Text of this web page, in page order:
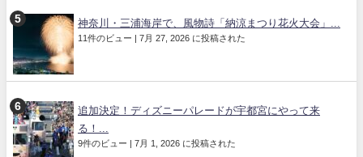
神奈川・三浦海岸で、風物詩「納涼まつり花火大会」...
11件のビュー | 7月 27, 2026 に投稿された
追加決定！ディズニーパレードが宇都宮にやって来
る！...
9件のビュー | 7月 1, 2026 に投稿された